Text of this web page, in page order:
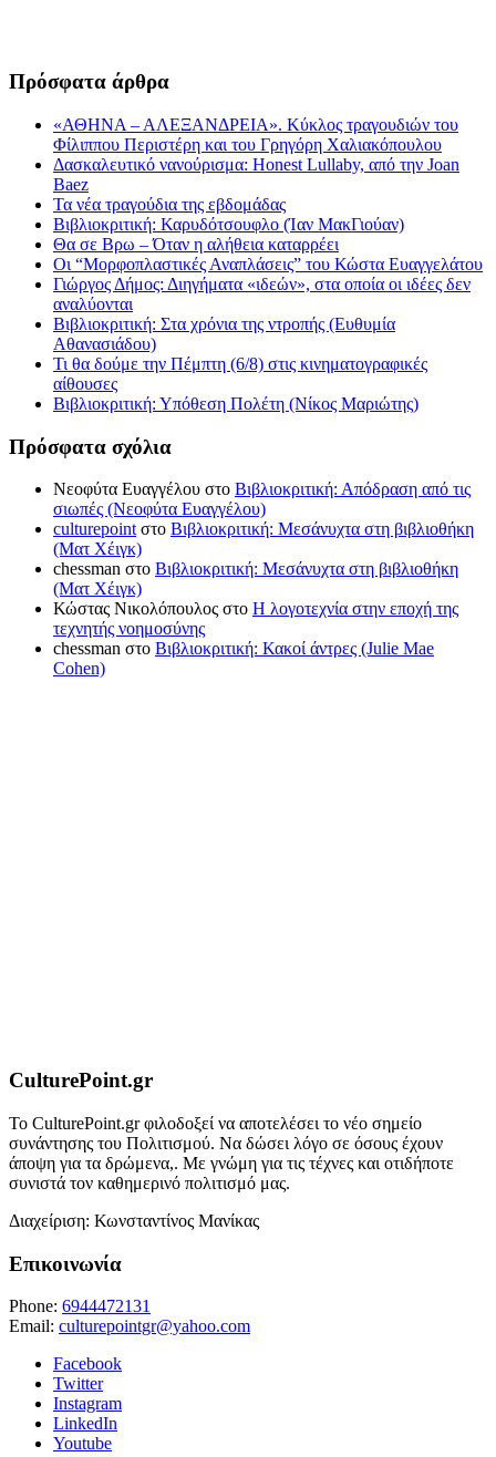
Πρόσφατα άρθρα
«ΑΘΗΝΑ – ΑΛΕΞΑΝΔΡΕΙΑ». Κύκλος τραγουδιών του
Φίλιππου Περιστέρη και του Γρηγόρη Χαλιακόπουλου
Δασκαλευτικό νανούρισμα: Honest Lullaby, από την Joan
Baez
Τα νέα τραγούδια της εβδομάδας
Βιβλιοκριτική: Καρυδότσουφλο (Ίαν ΜακΓιούαν)
Θα σε Βρω – Όταν η αλήθεια καταρρέει
Οι “Μορφοπλαστικές Αναπλάσεις” του Κώστα Ευαγγελάτου
Γιώργος Δήμος: Διηγήματα «ιδεών», στα οποία οι ιδέες δεν
αναλύονται
Βιβλιοκριτική: Στα χρόνια της ντροπής (Ευθυμία
Αθανασιάδου)
Τι θα δούμε την Πέμπτη (6/8) στις κινηματογραφικές
αίθουσες
Βιβλιοκριτική: Υπόθεση Πολέτη (Νίκος Μαριώτης)
Πρόσφατα σχόλια
Νεοφύτα Ευαγγέλου στο Βιβλιοκριτική: Απόδραση από τις
σιωπές (Νεοφύτα Ευαγγέλου)
culturepointστο Βιβλιοκριτική: Μεσάνυχτα στη βιβλιοθήκη
(Ματ Χέιγκ)
chessman στο Βιβλιοκριτική: Μεσάνυχτα στη βιβλιοθήκη
(Ματ Χέιγκ)
Κώστας Νικολόπουλος στο Η λογοτεχνία στην εποχή της
τεχνητής νοημοσύνης
chessman στο Βιβλιοκριτική: Κακοί άντρες (Julie Mae
Cohen)
CulturePoint.gr
Το CulturePoint.gr φιλοδοξεί να αποτελέσει το νέο σημείο
συνάντησης του Πολιτισμού. Να δώσει λόγο σε όσους έχουν
άποψη για τα δρώμενα,. Με γνώμη για τις τέχνες και οτιδήποτε
συνιστά τον καθημερινό πολιτισμό μας.
Διαχείριση: Κωνσταντίνος Μανίκας
Επικοινωνία
Phone: 6944472131
Email: culturepointgr@yahoo.com
Facebook
Twitter
Instagram
LinkedIn
Youtube